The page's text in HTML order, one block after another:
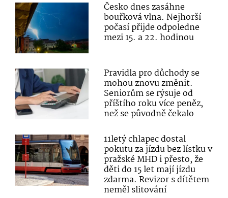
Česko dnes zasáhne
bouřková vlna. Nejhorší
počasí přijde odpoledne
mezi 15. a 22. hodinou
Pravidla pro důchody se
mohou znovu změnit.
Seniorům se rýsuje od
příštího roku více peněz,
než se původně čekalo
11letý chlapec dostal
pokutu za jízdu bez lístku v
pražské MHD i přesto, že
děti do 15 let mají jízdu
zdarma. Revizor s dítětem
neměl slitování